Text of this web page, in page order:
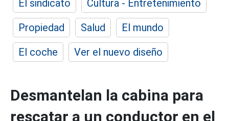
El sindicato
Cultura - Entretenimiento
Propiedad
Salud
El mundo
El coche
Ver el nuevo diseño
Desmantelan la cabina para
rescatar a un conductor en el